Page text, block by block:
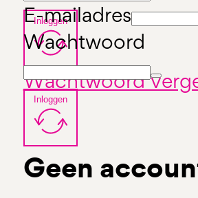
Inloggen
Wachtwoord
Geen
E-mailadres
Wachtwoord
Inloggen